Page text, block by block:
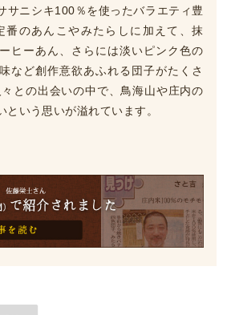
サニシキ100％を使ったバラエティ豊
番のあんこやみたらしに加えて、抹
ヒーあん、さらには淡いピンク色の
など創作意欲あふれる団子がたくさ
との出会いの中で、鳥海山や庄内の
という思いが溢れています。